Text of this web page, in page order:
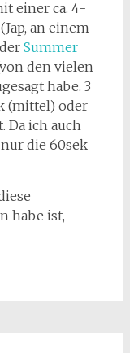
einer ca. 4-
an einem
Summer
den vielen
habe. 3
(mittel) oder
Da ich auch
die 60sek
habe ist,